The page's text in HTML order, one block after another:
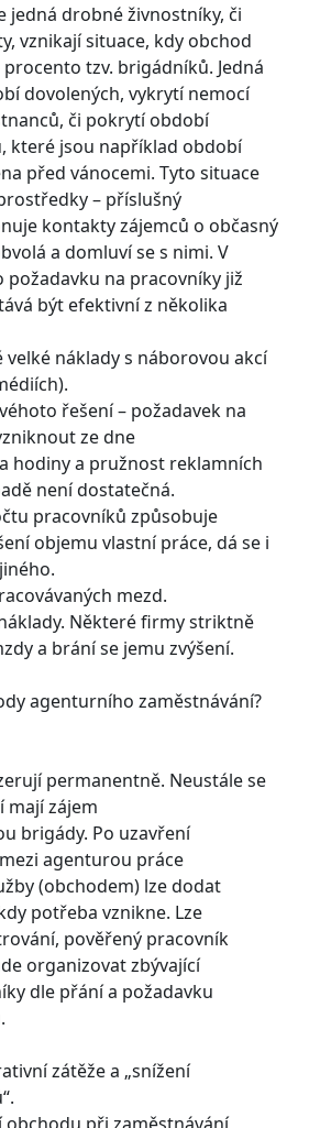
jedná drobné živnostníky, či
vznikají situace, kdy obchod
tzv. brigádníků. Jedná
dovolených, vykrytí nemocí
či pokrytí období
které jsou například období
před vánocemi. Tyto situace
– příslušný
kontakty zájemců o občasný
a domluví se s nimi. V
požadavku na pracovníky již
být efektivní z několika
velké náklady s náborovou akcí
řešení – požadavek na
ze dne
hodiny a pružnost reklamních
není dostatečná.
pracovníků způsobuje
objemu vlastní práce, dá se i
mezd.
Některé firmy striktně
a brání se jemu zvýšení.
agenturního zaměstnávání?
permanentně. Neustále se
mají zájem
brigády. Po uzavření
agenturou práce
(obchodem) lze dodat
potřeba vznikne. Lze
pověřený pracovník
organizovat zbývající
dle přání a požadavku
zátěže a „snížení